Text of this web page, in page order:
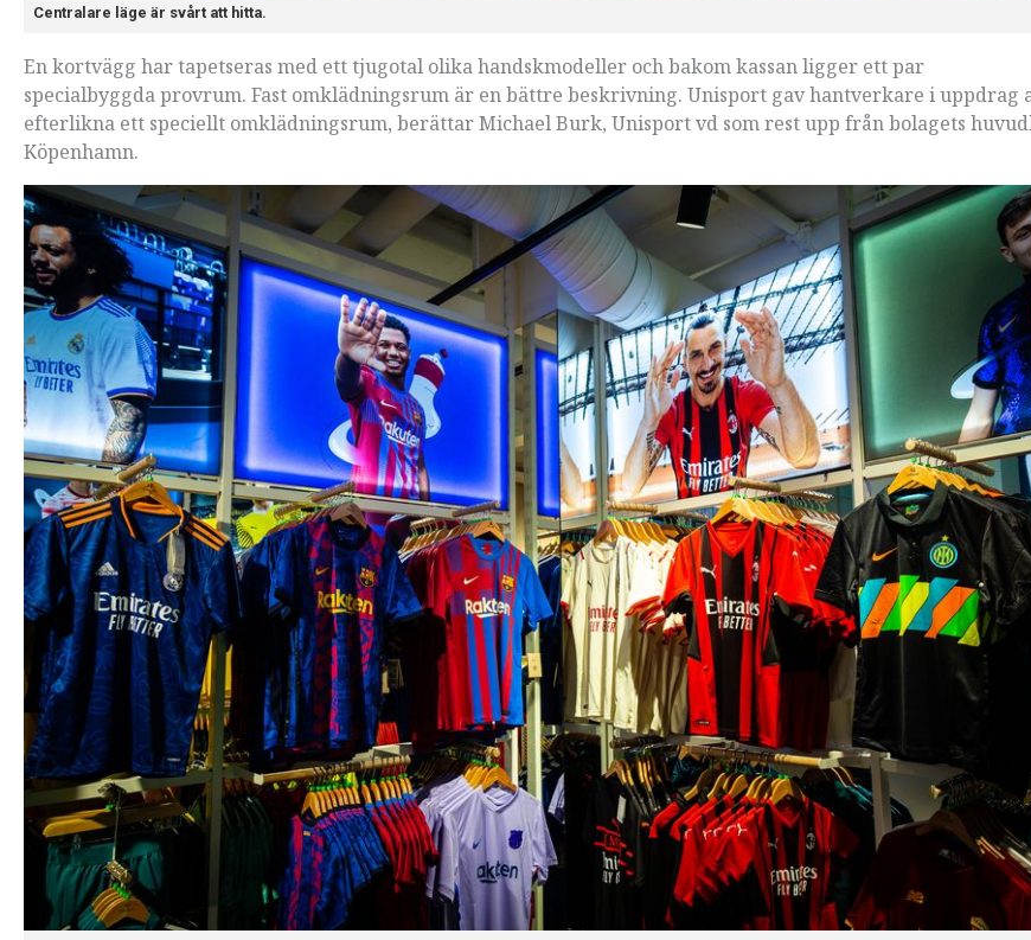
Centralare läge är svårt att hitta.
En kortvägg har tapetseras med ett tjugotal olika handskmodeller och bakom kassan ligger ett par
specialbyggda provrum. Fast omklädningsrum är en bättre beskrivning. Unisport gav hantverkare i uppdrag
efterlikna ett speciellt omklädningsrum, berättar Michael Burk, Unisport vd som rest upp från bolagets
Köpenhamn.